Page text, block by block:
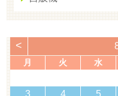
<
月 火 水